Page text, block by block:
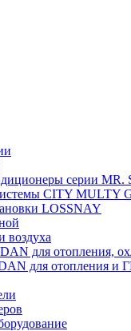
серии MR.
CITY MULTY
LOSSNAY
воздуха
для отопления,
для отопления и